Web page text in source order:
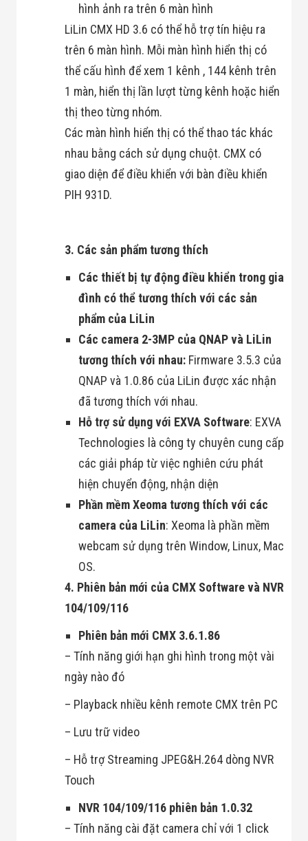
Giáo Dục
Thiết Bị Ngành
Thủy Sản
Thiết Bị Ngành
Giày Da, Túi
Xách
Dự Án Ngành
Thủy Sản
Dự Án Ngành
Thực Phẩm
Điện Tử
Dự Án Ngành
Công An - Quân
Máy
Dự Án Kho
Xưởng -
Logistics
Tin Khuyến Mãi
Tin Tuyển Dụng
Liên Hệ
hình ảnh ra trên 6 màn hình
LiLin CMX HD 3.6 có thể hỗ trợ tín hiệu ra
trên 6 màn hình. Mỗi màn hình hiển thị có
thể cấu hình để xem 1 kênh , 144 kênh trên
1 màn, hiển thị lần lượt từng kênh hoặc hiển
thị theo từng nhóm.
Các màn hình hiển thị có thể thao tác khác
nhau bằng cách sử dụng chuột. CMX có
giao diện để điều khiển với bàn điều khiển
PIH 931D.
3. Các sản phẩm tương thích
Các thiết bị tự động điều khiển trong gia
đình có thể tương thích với các sản
phẩm của LiLin
Các camera 2-3MP của QNAP và LiLin
tương thích với nhau: Firmware 3.5.3 của
QNAP và 1.0.86 của LiLin được xác nhận
đã tương thích với nhau.
Hỗ trợ sử dụng với EXVA Software: EXVA
Technologies là công ty chuyên cung cấp
các giải pháp từ việc nghiên cứu phát
hiện chuyển động, nhận diện
Phần mềm Xeoma tương thích với các
camera của LiLin: Xeoma là phần mềm
webcam sử dụng trên Window, Linux, Mac
OS.
4. Phiên bản mới của CMX Software và NVR
104/109/116
Phiên bản mới CMX 3.6.1.86
– Tính năng giới hạn ghi hình trong một vài
ngày nào đó
– Playback nhiều kênh remote CMX trên PC
– Lưu trữ video
– Hỗ trợ Streaming JPEG&H.264 dòng NVR
Touch
NVR 104/109/116 phiên bản 1.0.32
– Tính năng cài đặt camera chỉ với 1 click